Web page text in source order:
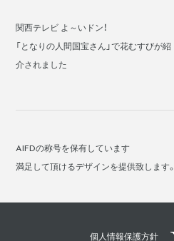
関西テレビ よ～いドン！
「となりの人間国宝さん」で花むすびが紹
介されました
AIFDの称号を保有しています
満足して頂けるデザインを提供致します。
個人情報保護方針